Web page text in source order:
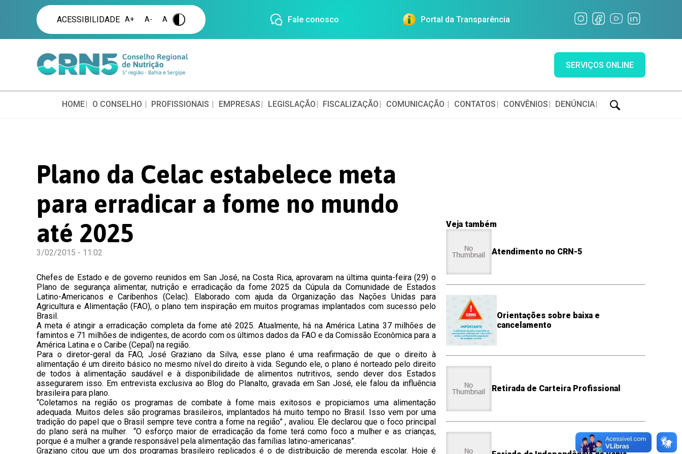
ACESSIBILIDADE A+ A- A . Fale conosco Portal da Transparência
SERVIÇOS ONLINE
HOME O CONSELHO PROFISSIONAIS EMPRESAS LEGISLAÇÃO FISCALIZAÇÃO COMUNICAÇÃO CONTATOS CONVÊNIOS DENÚNCIA
Plano da Celac estabelece meta
para erradicar a fome no mundo
até 2025
3/02/2015 - 11:02
Chefes de Estado e de governo reunidos em San José, na Costa Rica, aprovaram na última quinta-feira (29) o
Plano de segurança alimentar, nutrição e erradicação da fome 2025 da Cúpula da Comunidade de Estados
Latino-Americanos e Caribenhos (Celac). Elaborado com ajuda da Organização das Nações Unidas para
Agricultura e Alimentação (FAO), o plano tem inspiração em muitos programas implantados com sucesso pelo
Brasil.
A meta é atingir a erradicação completa da fome até 2025. Atualmente, há na América Latina 37 milhões de
famintos e 71 milhões de indigentes, de acordo com os últimos dados da FAO e da Comissão Econômica para a
América Latina e o Caribe (Cepal) na região.
Para o diretor-geral da FAO, José Graziano da Silva, esse plano é uma reafirmação de que o direito à
alimentação é um direito básico no mesmo nível do direito à vida. Segundo ele, o plano é norteado pelo direito
de todos à alimentação saudável e à disponibilidade de alimentos nutritivos, sendo dever dos Estados
assegurarem isso. Em entrevista exclusiva ao Blog do Planalto, gravada em San José, ele falou da influência
brasileira para plano.
“Coletamos na região os programas de combate à fome mais exitosos e propiciamos uma alimentação
adequada. Muitos deles são programas brasileiros, implantados há muito tempo no Brasil. Isso vem por uma
tradição do papel que o Brasil sempre teve contra a fome na região” , avaliou. Ele declarou que o foco principal
do plano será na mulher. “O esforço maior de erradicação da fome terá como foco a mulher e as crianças,
porque é a mulher a grande responsável pela alimentação das famílias latino-americanas”.
Graziano citou que um dos programas brasileiro replicados é o de distribuição de merenda escolar. Hoje é
Veja também
Atendimento no CRN-5
Orientações sobre baixa e
cancelamento
Retirada de Carteira Profissional